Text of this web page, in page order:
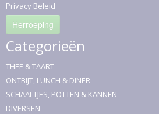
Privacy Beleid
Herroeping
Categorieën
THEE & TAART
ONTBIJT, LUNCH & DINER
SCHAALTJES, POTTEN & KANNEN
DIVERSEN